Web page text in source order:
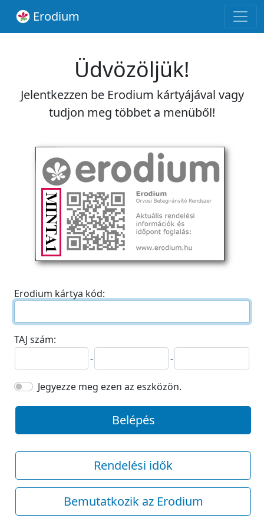
Erodium
Üdvözöljük!
Jelentkezzen be Erodium kártyájával vagy
tudjon meg többet a menüből!
Erodium kártya kód:
TAJ szám:
-
-
Jegyezze meg ezen az eszközön.
Belépés
Rendelési idők
Bemutatkozik az Erodium